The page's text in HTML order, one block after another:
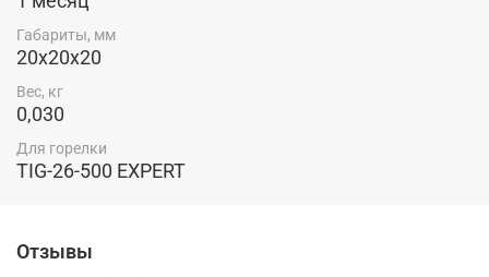
Габариты, мм
20x20x20
Вес, кг
0,030
Для горелки
TIG-26-500 EXPERT
Отзывы